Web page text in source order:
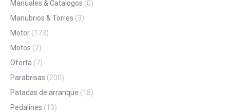
Manuales & Catalogos (0)
Manubrios & Torres (3)
Motor (173)
Motos (2)
Oferta (7)
Parabrisas (200)
Patadas de arranque (18)
Pedalines (13)